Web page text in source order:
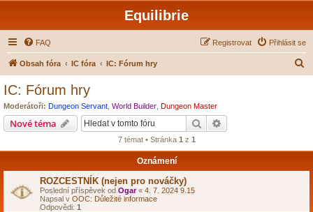
Equilibrie
FAQ Přihlásit se
Registrovat
Obsah fóra IC fóra IC: Fórum hry
IC: Fórum hry
Moderátoři: Dungeon Servant World Builder Dungeon Master
Nové téma Hledat
7 témat • Stránka 1 z 1
Oznámení
ROZCESTNÍK (nejen pro nováčky)
Poslední příspěvek od Ogar« 4. 7. 2024 9.15
Napsal v OOC: Důležité informace
Odpovědi: 1